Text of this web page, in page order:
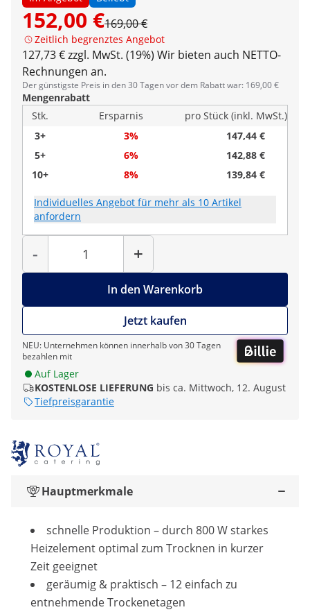
152,00 €169,00 €
Zeitlich begrenztes Angebot
127,73 € zzgl. MwSt. (19%) Wir bieten auch NETTO-
Rechnungen an.
Der günstigste Preis in den 30 Tagen vor dem Rabatt war: 169,00 €
Mengenrabatt
Stk.
Ersparnis
pro Stück (inkl. MwSt.)
3+
3%
147,44 €
5+
6%
142,88 €
10+
8% 139,84 €
Individuelles Angebot für mehr als 10 Artikel
anfordern
-
Menge
+
In den Warenkorb
Jetzt kaufen
NEU: Unternehmen können innerhalb von 30 Tagen
bezahlen mit
Auf Lager
KOSTENLOSE LIEFERUNG bis ca. Mittwoch, 12. August
Tiefpreisgarantie
Hauptmerkmale
schnelle Produktion – durch 800 W starkes
Heizelement optimal zum Trocknen in kurzer
Zeit geeignet
geräumig & praktisch – 12 einfach zu
entnehmende Trockenetagen